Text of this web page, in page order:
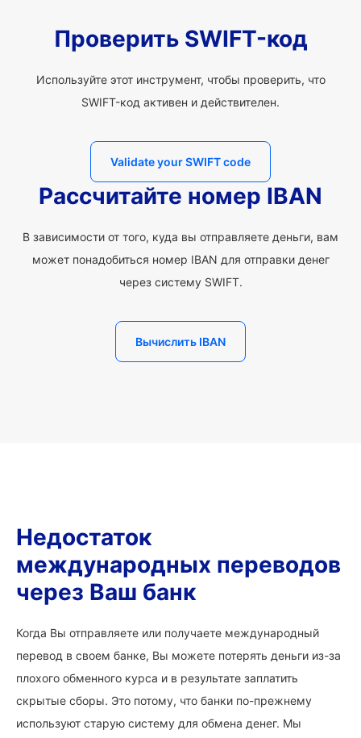
Проверить SWIFT-код
Используйте этот инструмент, чтобы проверить, что
SWIFT-код активен и действителен.
Validate your SWIFT code
Рассчитайте номер IBAN
В зависимости от того, куда вы отправляете деньги, вам
может понадобиться номер IBAN для отправки денег
через систему SWIFT.
Вычислить IBAN
Недостаток
международных переводов
через Ваш банк
Когда Вы отправляете или получаете международный
перевод в своем банке, Вы можете потерять деньги из-за
плохого обменного курса и в результате заплатить
скрытые сборы. Это потому, что банки по-прежнему
используют старую систему для обмена денег. Мы